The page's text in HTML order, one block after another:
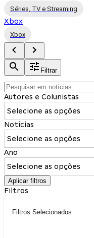
Séries, TV e Streaming
Xbox
Xbox
Filtrar
Autores e Colunistas
Selecione as opções
Notícias
Selecione as opções
Ano
Selecione as opções
Aplicar filtros
Filtros
Filtros Selecionados